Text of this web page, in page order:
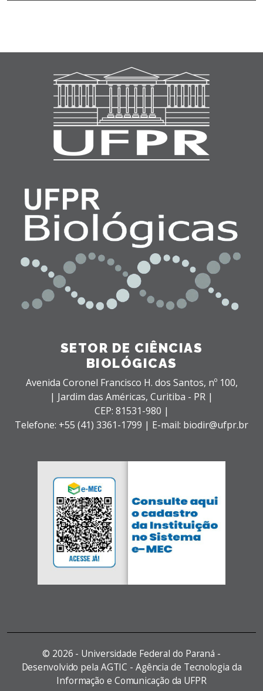
SETOR DE CIÊNCIAS
BIOLÓGICAS
Avenida Coronel Francisco H. dos Santos, nº 100,
| Jardim das Américas, Curitiba - PR |
CEP: 81531-980 |
Telefone: +55 (41) 3361-1799 | E-mail: biodir@ufpr.br
© 2026 - Universidade Federal do Paraná -
Desenvolvido pela AGTIC - Agência de Tecnologia da
Informação e Comunicação da UFPR